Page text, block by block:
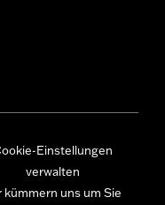
Einstellungen
verwalten
kümmern uns um Sie